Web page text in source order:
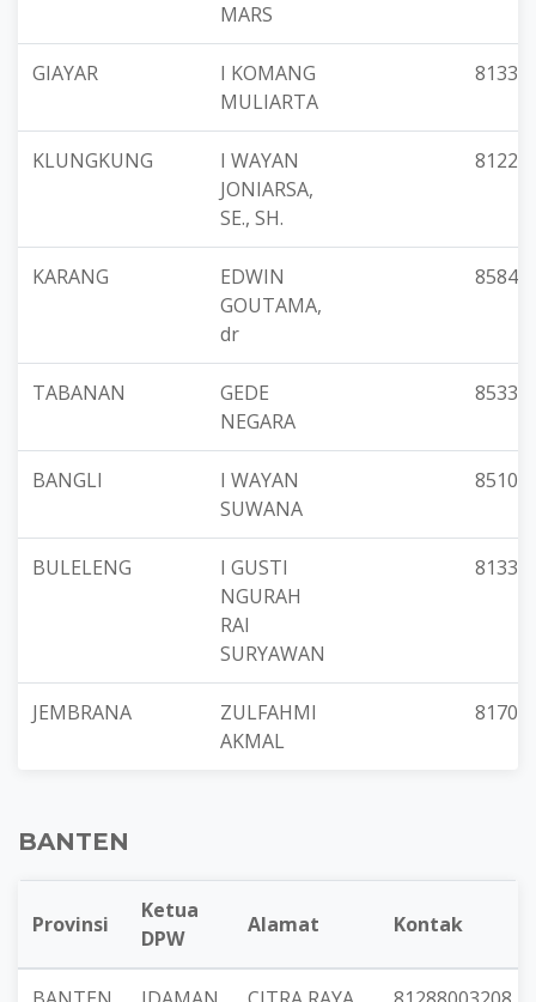
MARS
GIAYAR
I KOMANG
MULIARTA
KLUNGKUNG
I WAYAN
JONIARSA,
SE., SH.
KARANG
EDWIN
GOUTAMA,
dr
TABANAN
GEDE
NEGARA
BANGLI
I WAYAN
SUWANA
BULELENG
I GUSTI
NGURAH
RAI
SURYAWAN
JEMBRANA
ZULFAHMI
AKMAL
BANTEN
Provinsi
Ketua
DPW
Alamat Kontak